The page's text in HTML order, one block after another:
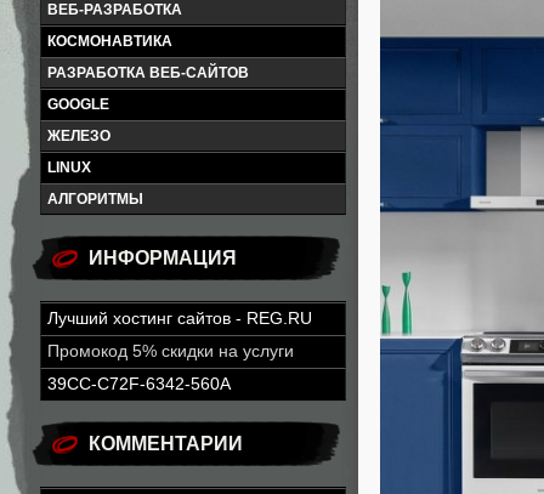
ВЕБ-РАЗРАБОТКА
КОСМОНАВТИКА
РАЗРАБОТКА ВЕБ-САЙТОВ
GOOGLE
ЖЕЛЕЗО
LINUX
АЛГОРИТМЫ
ИНФОРМАЦИЯ
Лучший хостинг сайтов - REG.RU
Промокод 5% скидки на услуги
39CC-C72F-6342-560A
КОММЕНТАРИИ